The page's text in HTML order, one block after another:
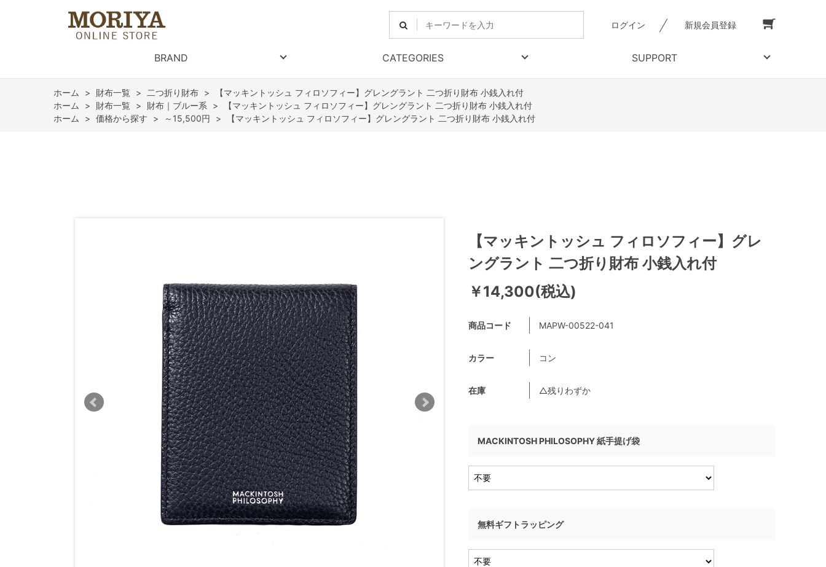
ログイン 新規会員登録
BRAND CATEGORIES SUPPORT
ホーム > 財布一覧 > 二つ折り財布 >
【マッキントッシュ フィロソフィー】グレングラント 二つ折り財布 小銭入れ付
ホーム
> 財布一覧 > 財布｜ブルー系 >
【マッキントッシュ フィロソフィー】グレングラント 二つ折り財布 小銭入れ付
ホーム
> 価格から探す > ～15,500円 > 【マッキントッシュ フィロソフィー】グレングラント 二つ折り財布 小銭入れ付
【マッキントッシュ フィロソフィー】グレ
ングラント 二つ折り財布 小銭入れ付
￥14,300(税込)
商品コード MAPW-00522-041
カラー コン
在庫 △残りわずか
MACKINTOSH PHILOSOPHY 紙手提げ袋
無料ギフトラッピング